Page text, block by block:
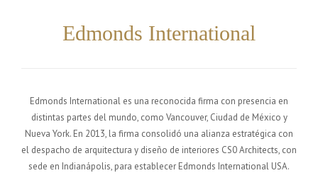
Edmonds International
Edmonds International es una reconocida firma con presencia en
distintas partes del mundo, como Vancouver, Ciudad de México y
Nueva York. En 2013, la firma consolidó una alianza estratégica con
el despacho de arquitectura y diseño de interiores CS0 Architects, con
sede en Indianápolis, para establecer Edmonds International USA.